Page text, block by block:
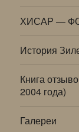
ХИСАР —
История
Книга
2004 года)
Галереи